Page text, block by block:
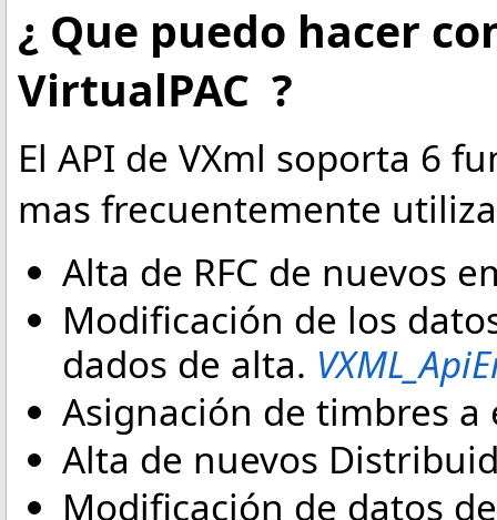
¿ Que puedo hacer
VirtualPAC ?
El API de VXml soporta 6
mas frecuentemente
Alta de RFC de nuevos
Modificación de los
dados de alta.
Asignación de timbres
Alta de nuevos
Modificación de datos